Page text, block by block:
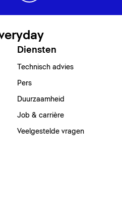
Diensten
Technisch advies
Pers
Duurzaamheid
Job & carrière
Veelgestelde vragen